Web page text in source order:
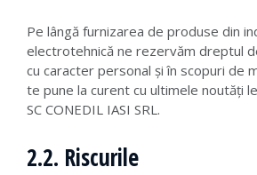
Pe lângă furnizarea de produse din
electrotehnică ne rezervăm dreptul
cu caracter personal și în scopuri de
te pune la curent cu ultimele noutăți
SC CONEDIL IASI SRL.
2.2. Riscurile